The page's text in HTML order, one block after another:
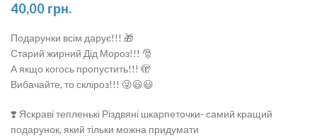
40,00 грн.
Подарунки всім дарує!!! 🎁
Старий жирний Дід Мороз!!! 🎅
А якщо когось пропустить!!! 🫣
Вибачайте, то скліроз!!! 😜😃😃
❣️ Яскраві тепленькі Різдвяні шкарпеточки- самий кращий
подарунок, який тільки можна придумати